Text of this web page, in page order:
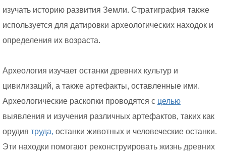
изучать историю развития Земли. Стратиграфия также
используется для датировки археологических находок и
определения их возраста.
Археология изучает останки древних культур и
цивилизаций, а также артефакты, оставленные ими.
Археологические раскопки проводятся с целью
выявления и изучения различных артефактов, таких как
орудия труда, останки животных и человеческие останки.
Эти находки помогают реконструировать жизнь древних